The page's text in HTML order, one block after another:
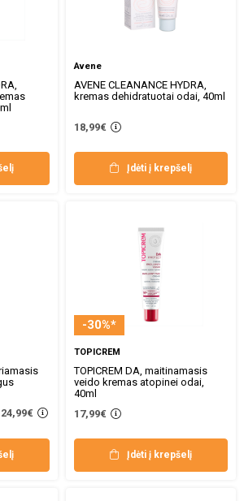
Avene
AVENE CLEANANCE HYDRA,
kremas dehidratuotai odai, 40ml
18,99€
Įdėti į krepšelį
24,99€
-30%*
TOPICREM
TOPICREM DA, maitinamasis
veido kremas atopinei odai,
40ml
17,99€
Įdėti į krepšelį